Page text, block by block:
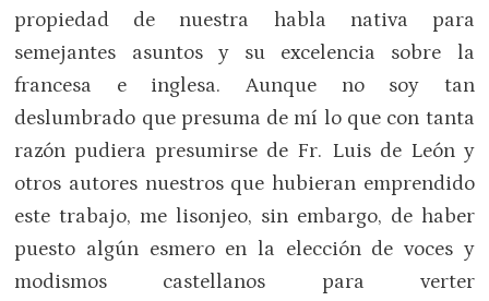
propiedad de nuestra habla nativa para
semejantes asuntos y su excelencia sobre la
francesa e inglesa. Aunque no soy tan
deslumbrado que presuma de mí lo que con tanta
razón pudiera presumirse de Fr. Luis de León y
otros autores nuestros que hubieran emprendido
este trabajo, me lisonjeo, sin embargo, de haber
puesto algún esmero en la elección de voces y
modismos castellanos para verter